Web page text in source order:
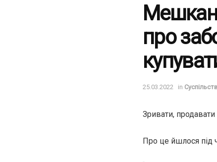
про
25.03.2022 in
Зривати,
Про це йшлося під